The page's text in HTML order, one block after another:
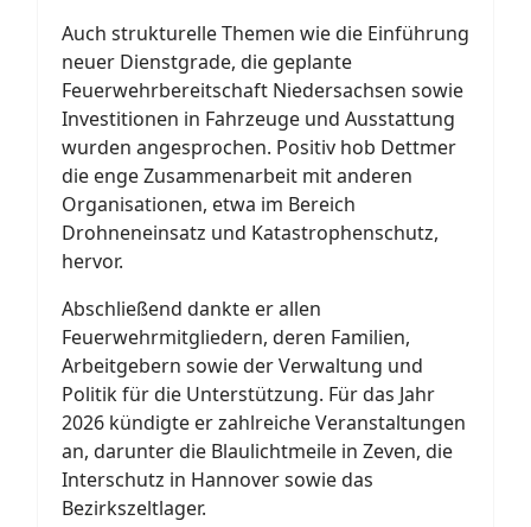
Auch strukturelle Themen wie die Einführung
neuer Dienstgrade, die geplante
Feuerwehrbereitschaft Niedersachsen sowie
Investitionen in Fahrzeuge und Ausstattung
wurden angesprochen. Positiv hob Dettmer
die enge Zusammenarbeit mit anderen
Organisationen, etwa im Bereich
Drohneneinsatz und Katastrophenschutz,
hervor.
Abschließend dankte er allen
Feuerwehrmitgliedern, deren Familien,
Arbeitgebern sowie der Verwaltung und
Politik für die Unterstützung. Für das Jahr
2026 kündigte er zahlreiche Veranstaltungen
an, darunter die Blaulichtmeile in Zeven, die
Interschutz in Hannover sowie das
Bezirkszeltlager.